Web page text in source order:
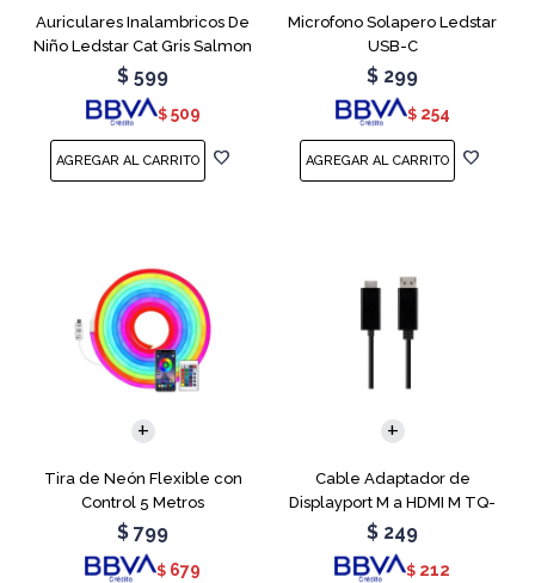
Auriculares Inalambricos De
Niño Ledstar Cat Gris Salmon
$ 599
$ 509
Microfono Solapero Ledstar
USB-C
$ 299
$ 254
Tira de Neón Flexible con
Control 5 Metros
$ 799
$ 679
Cable Adaptador de
Displayport M a HDMI M TQ-
6307
$ 249
$ 212